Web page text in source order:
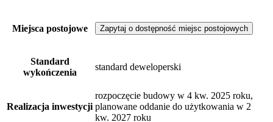
Miejsca postojowe Zapytaj o dostępność miejsc postojowych
Standard
wykończenia
standard deweloperski
Realizacja inwestycji
rozpoczęcie budowy w 4 kw. 2025 roku,
planowane oddanie do użytkowania w 2
kw. 2027 roku